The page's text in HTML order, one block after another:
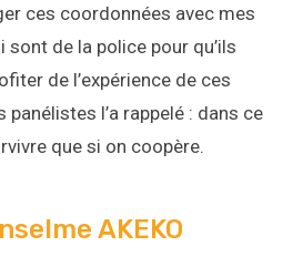
ces coordonnées avec mes
de la police pour qu’ils
de l’expérience de ces
l’a rappelé : dans ce
que si on coopère.
AKEKO